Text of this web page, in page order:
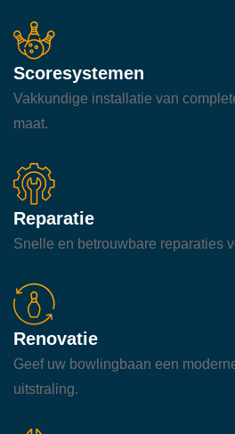
Scoresystemen
Vakkundige installatie van
maat.
Reparatie
Snelle en betrouwbare reparaties
Renovatie
Geef uw bowlingbaan een
uitstraling.